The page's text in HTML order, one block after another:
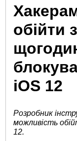
обійти
iOS 12
Розробник
можливість
12.